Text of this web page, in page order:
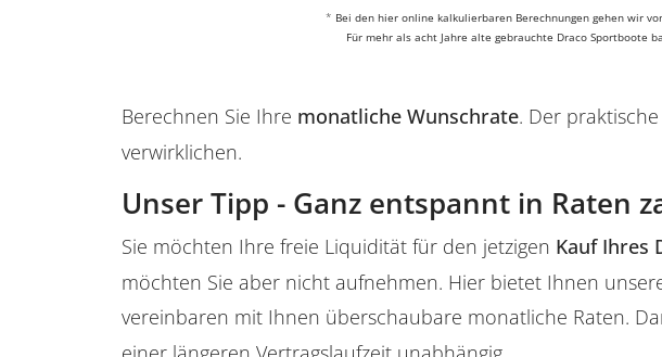
* Bei den hier online kalkulierbaren Berechnungen gehen wir
Für mehr als acht Jahre alte gebrauchte Draco Sportboote
Berechnen Sie Ihre monatliche Wunschrate. Der
verwirklichen.
Unser Tipp - Ganz entspannt in Raten
Sie möchten Ihre freie Liquidität für den jetzigen Kauf Ihres
möchten Sie aber nicht aufnehmen. Hier bietet Ihnen
vereinbaren mit Ihnen überschaubare monatliche Raten.